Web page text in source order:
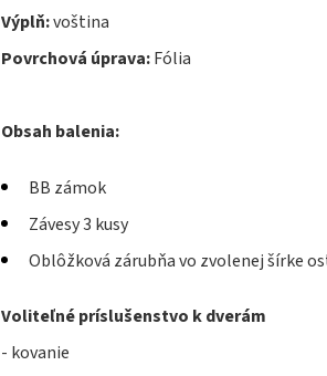
Výplň:voština
Povrchová úprava:Fólia
Obsah balenia:
BB zámok
Závesy 3 kusy
Oblôžková zárubňa vo zvolenej šírke
Voliteľné príslušenstvo k dverám
- kovanie